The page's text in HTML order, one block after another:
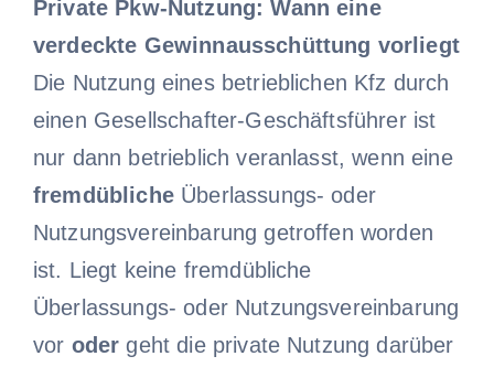
Private Pkw-Nutzung: Wann eine
verdeckte Gewinnausschüttung vorliegt
Die Nutzung eines betrieblichen Kfz durch
einen Gesellschafter-Geschäftsführer ist
nur dann betrieblich veranlasst, wenn eine
fremdüblicheÜberlassungs- oder
Nutzungsvereinbarung getroffen worden
ist. Liegt keine fremdübliche
Überlassungs- oder Nutzungsvereinbarung
vor oder geht die private Nutzung darüber